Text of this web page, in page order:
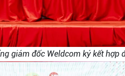
giám đốc Weldcom ký kết hợp